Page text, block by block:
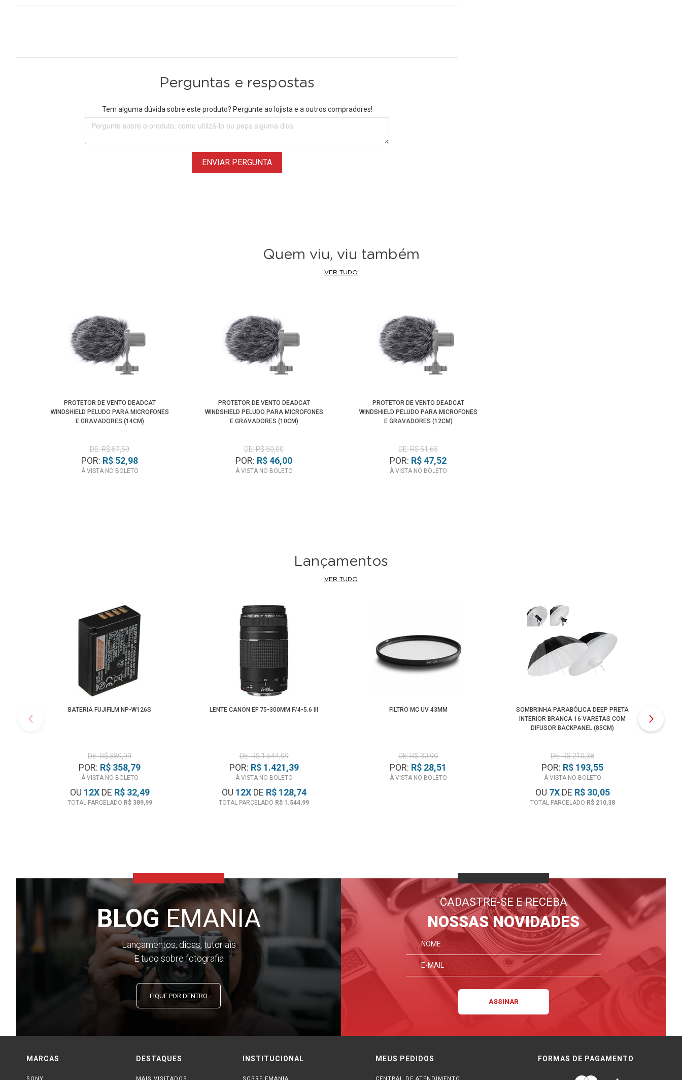
Perguntas e respostas
Tem alguma dúvida sobre este produto? Pergunte ao lojista e a outros compradores!
ENVIAR PERGUNTA
Quem viu, viu também
VER TUDO
PROTETOR DE VENTO DEADCAT
WINDSHIELD PELUDO PARA MICROFONES
E GRAVADORES (14CM)
DE: R$ 57,59
POR: R$ 52,98
À VISTA NO BOLETO
PROTETOR DE VENTO DEADCAT
WINDSHIELD PELUDO PARA MICROFONES
E GRAVADORES (10CM)
DE: R$ 50,00
POR: R$ 46,00
À VISTA NO BOLETO
PROTETOR DE VENTO DEADCAT
WINDSHIELD PELUDO PARA MICROFONES
E GRAVADORES (12CM)
DE: R$ 51,65
POR: R$ 47,52
À VISTA NO BOLETO
Lançamentos
VER TUDO
BATERIA FUJIFILM NP-W126S
DE: R$ 389,99
POR: R$ 358,79
À VISTA NO BOLETO
OU 12XDE R$ 32,49
TOTAL PARCELADO R$ 389,99
LENTE CANON EF 75-300MM F/4-5.6 III
DE: R$ 1.544,99
POR: R$ 1.421,39
À VISTA NO BOLETO
OU 12XDE R$ 128,74
TOTAL PARCELADO R$ 1.544,99
FILTRO MC UV 43MM
DE: R$ 30,99
POR: R$ 28,51
À VISTA NO BOLETO
SOMBRINHA PARABÓLICA DEEP PRETA
INTERIOR BRANCA 16 VARETAS COM
DIFUSOR BACKPANEL (85CM)
DE: R$ 210,38
POR: R$ 193,55
À VISTA NO BOLETO
OU 7XDE R$ 30,05
TOTAL PARCELADO R$ 210,38
BLOGEMANIA
Lançamentos, dicas, tutoriais
E tudo sobre fotografia
FIQUE POR DENTRO
CADASTRE-SE E RECEBA
NOSSAS NOVIDADES
MARCAS DESTAQUES INSTITUCIONAL MEUS PEDIDOS FORMAS DE PAGAMENTO